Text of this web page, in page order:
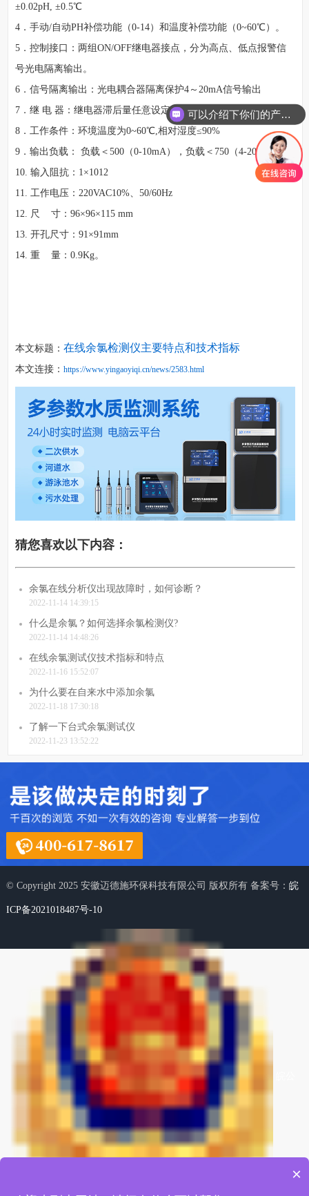
±0.02pH, ±0.5℃
4．手动/自动PH补偿功能（0-14）和温度补偿功能（0~60℃）。
5．控制接口：两组ON/OFF继电器接点，分为高点、低点报警信
号光电隔离输出。
6．信号隔离输出：光电耦合器隔离保护4～20mA信号输出
7．继 电 器：继电器滞后量任意设定，继电器负载 10A 220VAC
8．工作条件：环境温度为0~60℃,相对湿度≤90%
9．输出负载： 负载＜500（0-10mA），负载＜750（4-20mA）
10. 输入阻抗：1×1012
11. 工作电压：220VAC10%、50/60Hz
12. 尺 寸：96×96×115 mm
13. 开孔尺寸：91×91mm
14. 重 量：0.9Kg。
本文标题：在线余氯检测仪主要特点和技术指标
本文连接：https://www.yingaoyiqi.cn/news/2583.html
猜您喜欢以下内容：
余氯在线分析仪出现故障时，如何诊断？
2022-11-14 14:39:15
什么是余氯？如何选择余氯检测仪?
2022-11-14 14:48:26
在线余氯测试仪技术指标和特点
2022-11-16 15:52:07
为什么要在自来水中添加余氯
2022-11-18 17:30:18
了解一下台式余氯测试仪
2022-11-23 13:52:22
© Copyright 2025 安徽迈德施环保科技有限公司 版权所有 备案号： 皖
ICP备2021018487号-10
可以介绍下你们的产品么
×